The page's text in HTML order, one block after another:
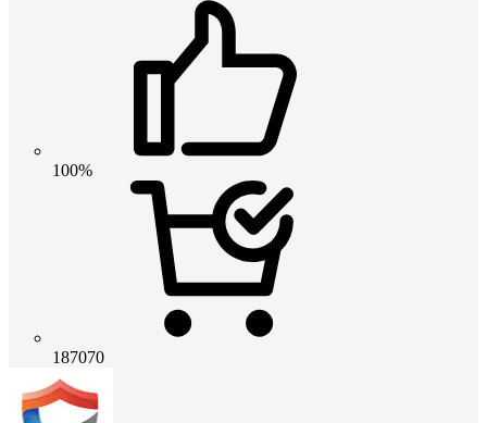
100%
187070